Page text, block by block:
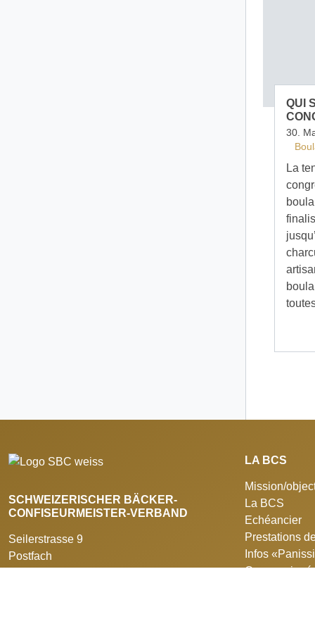
QUI
30.
La
SCHWEIZERISCHER BÄCKER-
CONFISEURMEISTER-VERBAND
Seilerstrasse 9
Postfach
LA BCS
Mission/
La BCS
Echéancier
Prestations
Infos